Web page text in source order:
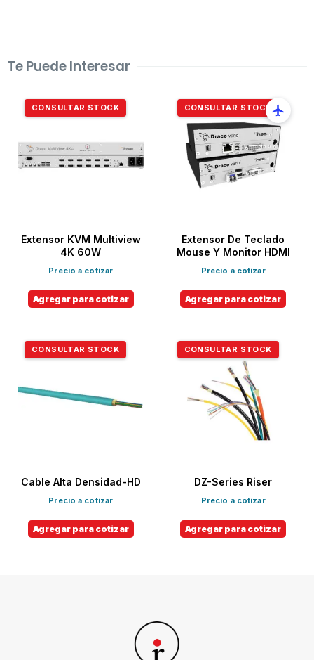
Te Puede Interesar
CONSULTAR STOCK
Extensor KVM Multiview
4K 60W
Precio a cotizar
Agregar para cotizar
CONSULTAR STOCK
Extensor De Teclado
Mouse Y Monitor HDMI
Precio a cotizar
Agregar para cotizar
CONSULTAR STOCK
Cable Alta Densidad-HD
Precio a cotizar
Agregar para cotizar
CONSULTAR STOCK
DZ-Series Riser
Precio a cotizar
Agregar para cotizar